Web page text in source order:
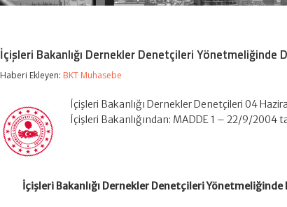
İçişleri Bakanlığı Dernekler Denetçileri Yönetmeliğinde
Haberi Ekleyen: BKT Muhasebe
İçişleri Bakanlığı Dernekler Denetçileri 04
İçişleri Bakanlığından: MADDE 1 – 22/9/2004
İçişleri Bakanlığı Dernekler Denetçileri Yönetmeliğinde